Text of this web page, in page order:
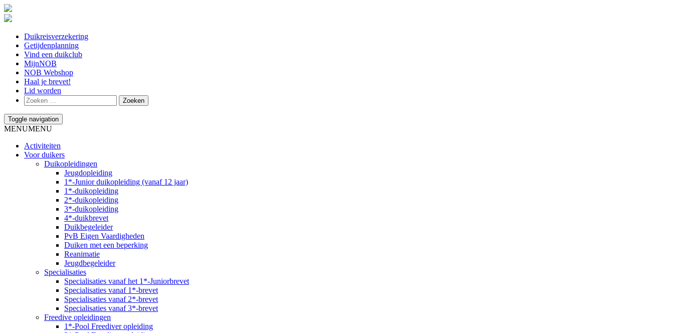
Duikreisverzekering
Getijdenplanning
Vind een duikclub
MijnNOB
NOB Webshop
Haal je brevet!
Lid worden
Toggle navigation
MENUMENU
Activiteiten
Voor duikers
Duikopleidingen
Jeugdopleiding
1*-Junior duikopleiding (vanaf 12 jaar)
1*-duikopleiding
2*-duikopleiding
3*-duikopleiding
4*-duikbrevet
Duikbegeleider
PvB Eigen Vaardigheden
Duiken met een beperking
Reanimatie
Jeugdbegeleider
Specialisaties
Specialisaties vanaf het 1*-Juniorbrevet
Specialisaties vanaf 1*-brevet
Specialisaties vanaf 2*-brevet
Specialisaties vanaf 3*-brevet
Freedive opleidingen
1*-Pool Freediver opleiding